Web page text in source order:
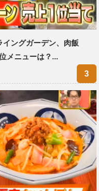
ングガーデン、肉飯
メニューは？...